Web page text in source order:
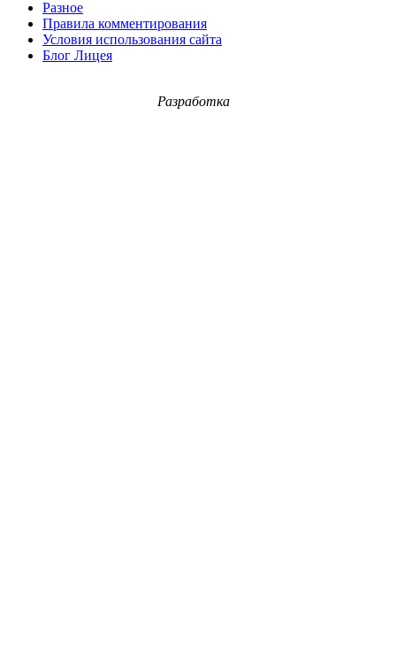
Разное
Правила комментирования
Условия использования сайта
Блог Лицея
Разработка